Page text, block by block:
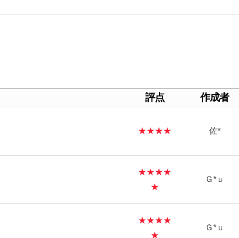
評点 作成者
★★★★ 佐*
★★★★
★
Ｇ*ｕ
★★★★
★
Ｇ*ｕ